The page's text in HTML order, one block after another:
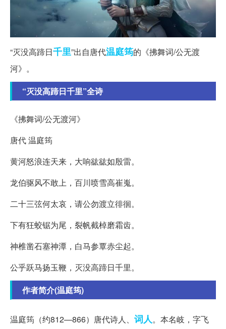
“灭没高蹄日千里”出自唐代温庭筠的《拂舞词/公无渡
河》。
“灭没高蹄日千里”全诗
《拂舞词/公无渡河》
唐代 温庭筠
黄河怒浪连天来，大响谹谹如殷雷。
龙伯驱风不敢上，百川喷雪高崔嵬。
二十三弦何太哀，请公勿渡立徘徊。
下有狂蛟锯为尾，裂帆截棹磨霜齿。
神椎凿石塞神潭，白马参覃赤尘起。
公乎跃马扬玉鞭，灭没高蹄日千里。
作者简介(温庭筠)
温庭筠（约812—866）唐代诗人、 词人。本名岐，字飞